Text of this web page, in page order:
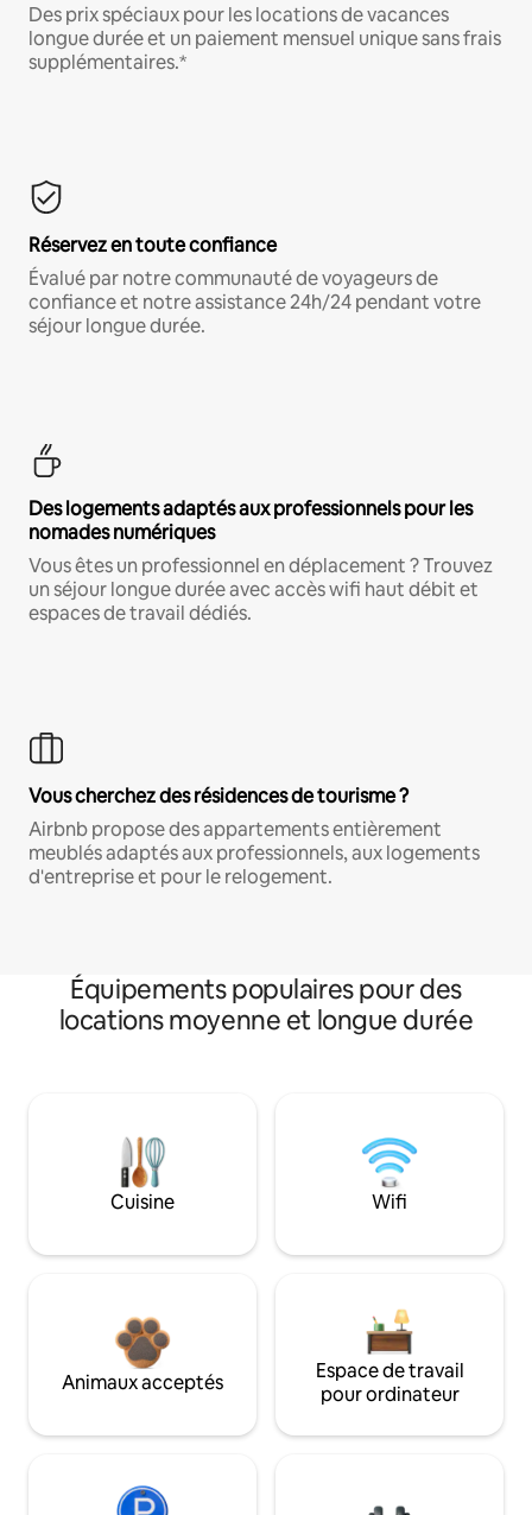
Des prix spéciaux pour les locations de vacances
longue durée et un paiement mensuel unique sans frais
supplémentaires.*
Réservez en toute confiance
Évalué par notre communauté de voyageurs de
confiance et notre assistance 24h/24 pendant votre
séjour longue durée.
Des logements adaptés aux professionnels pour les
nomades numériques
Vous êtes un professionnel en déplacement ? Trouvez
un séjour longue durée avec accès wifi haut débit et
espaces de travail dédiés.
Vous cherchez des résidences de tourisme ?
Airbnb propose des appartements entièrement
meublés adaptés aux professionnels, aux logements
d'entreprise et pour le relogement.
Équipements populaires pour des
locations moyenne et longue durée
Cuisine Wifi
Animaux acceptés
Espace de travail
pour ordinateur